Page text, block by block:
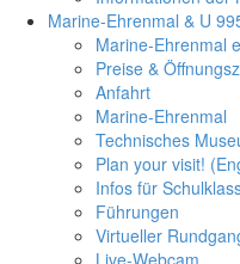
Marine-Ehrenmal & U
Marine-Ehrenmal
Preise &
Anfahrt
Marine-Ehrenmal
Technisches
Plan your visit!
Infos für
Führungen
Virtueller
Live-Webcam